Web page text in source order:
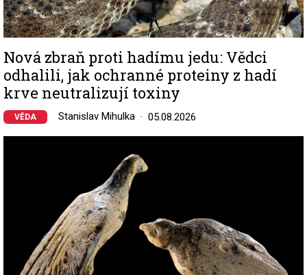
Nová zbraň proti hadímu jedu: Vědci
odhalili, jak ochranné proteiny z hadí
krve neutralizují toxiny
VĚDA Stanislav Mihulka 05.08.2026